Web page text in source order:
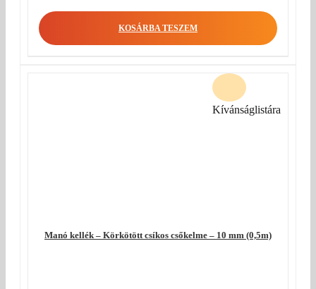
KOSÁRBA TESZEM
Manó kellék – Körkötött csíkos csőkelme – 10 mm (0,5m)
Kívánságlistára